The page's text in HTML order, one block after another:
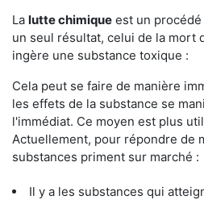
La lutte chimique est un
un seul résultat, celui de la mort
ingère une substance toxique :
Cela peut se faire de manière
les effets de la substance se
l'immédiat. Ce moyen est plus
Actuellement, pour répondre de
substances priment sur marché :
Il y a les substances qui